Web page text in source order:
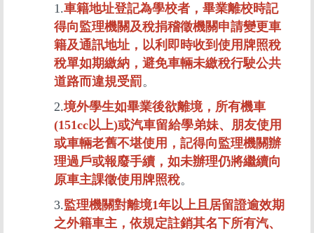
1.車籍地址登記為學校者，畢業離校時記
得向監理機關及稅捐稽徵機關申請變更車
籍及通訊地址，以利即時收到使用牌照稅
稅單如期繳納，避免車輛未繳稅行駛公共
道路而違規受罰。
2.境外學生如畢業後欲離境，所有機車
(151cc以上)或汽車留給學弟妹、朋友使用
或車輛老舊不堪使用，記得向監理機關辦
理過戶或報廢手續，如未辦理仍將繼續向
原車主課徵使用牌照稅。
3.監理機關對離境1年以上且居留證逾效期
之外籍車主，依規定註銷其名下所有汽、